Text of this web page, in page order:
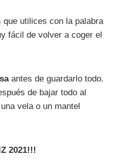
utilices con la palabra
fácil de volver a coger el
antes de guardarlo todo.
de bajar todo al
vela o un mantel
2021!!!